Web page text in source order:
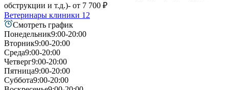
обструкции и т.д.)- от 7 700 ₽
Ветеринары клиники 12
Смотреть график
Понедельник9:00-20:00
Вторник9:00-20:00
Среда9:00-20:00
Четверг9:00-20:00
Пятница9:00-20:00
Суббота9:00-20:00